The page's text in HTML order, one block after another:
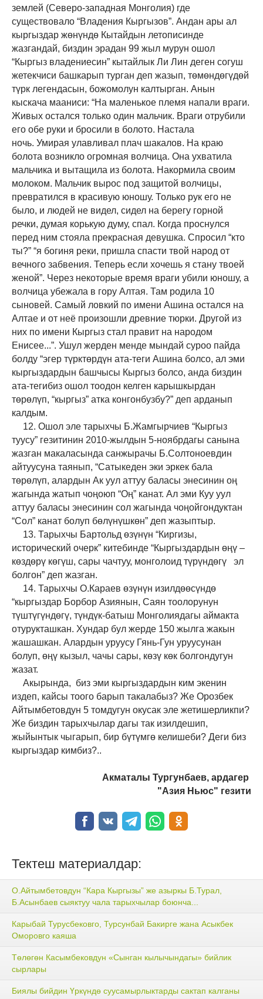
землей (Северо-западная Монголия) где
существовало “Владения Кыргызов”. Андан ары ал
кыргыздар жөнүндө Кытайдын летописинде
жазгандай, биздин эрадан 99 жыл мурун ошол
“Кыргыз владениесин” кытайлык Ли Лин деген согуш
жетекчиси башкарып турган деп жазып, төмөндөгүдөй
түрк легендасын, божомолун калтырган. Анын
кыскача мааниси: “На маленькое племя напали враги.
Живых остался только один мальчик. Враги отрубили
его обе руки и бросили в болото. Настала
ночь. Умирая улавливал плач шакалов. На краю
болота возникло огромная волчица. Она ухватила
мальчика и вытащила из болота. Накормила своим
молоком. Мальчик вырос под защитой волчицы,
превратился в красивую юношу. Только рук его не
было, и людей не видел, сидел на берегу горной
речки, думая корькую думу, спал. Когда проснулся
перед ним стояла прекрасная девушка. Спросил “кто
ты?” “я богиня реки, пришла спасти твой народ от
вечного забвения. Теперь если хочешь я стану твоей
женой”. Через некоторые время враги убили юношу, а
волчица убежала в гору Алтая. Там родила 10
сыновей. Самый ловкий по имени Ашина остался на
Алтае и от неё произошли древние тюрки. Другой из
них по имени Кыргыз стал правит на народом
Енисее...”. Ушул жерден менде мындай суроо пайда
болду “эгер түрктөрдүн ата-теги Ашина болсо, ал эми
кыргыздардын башчысы Кыргыз болсо, анда биздин
ата-тегибиз ошол тоодон келген карышкырдан
төрөлүп, “кыргыз” атка конгонбузбу?” деп арданып
калдым.
12. Ошол эле тарыхчы Б.Жамгырчиев “Кыргыз
туусу” гезитинин 2010-жылдын 5-ноябрдагы санына
жазган макаласында санжырачы Б.Солтоноевдин
айтуусуна таянып, “Сатыкеден эки эркек бала
төрөлүп, алардын Ак уул аттуу баласы энесинин оң
жагында жатып чоңоюп “Оң” канат. Ал эми Куу уул
аттуу баласы энесинин сол жагында чоңойгондуктан
“Сол” канат болуп бөлүнүшкөн” деп жазыптыр.
13. Тарыхчы Бартольд өзүнүн “Киргизы,
исторический очерк” китебинде “Кыргыздардын өңү –
көздөрү көгүш, сары чачтуу, монголоид түрүндөгү эл
болгон” деп жазган.
14. Тарыхчы О.Караев өзүнүн изилдөөсүндө
“кыргыздар Борбор Азиянын, Саян тоолорунун
түштүгүндөгү, түндүк-батыш Монголиядагы аймакта
отурукташкан. Хундар бул жерде 150 жылга жакын
жашашкан. Алардын уруусу Гянь-Гун уруусунан
болуп, өңү кызыл, чачы сары, көзү көк болгондугун
жазат.
Акырында, биз эми кыргыздардын ким экенин
издеп, кайсы тоого барып такалабыз? Же Орозбек
Айтымбетовдун 5 томдугун окусак эле жетишерликпи?
Же биздин тарыхчылар дагы так изилдешип,
жыйынтык чыгарып, бир бүтүмгө келишеби? Деги биз
кыргыздар кимбиз?..
Акматалы Тургунбаев, ардагер
"Азия Ньюс" гезити
Тектеш материалдар:
О.Айтымбетовдун “Кара Кыргызы” же азыркы Б.Турал,
Б.Асынбаев сыяктуу чала тарыхчылар боюнча...
Карыбай Турусбековго, Турсунбай Бакирге жана Асыкбек
Оморовго каяша
Төлөгөн Касымбековдун «Сынган кылычындагы» бийлик
сырлары
Биялы бийдин Үркүндө суусамырлыктарды сактап калганы